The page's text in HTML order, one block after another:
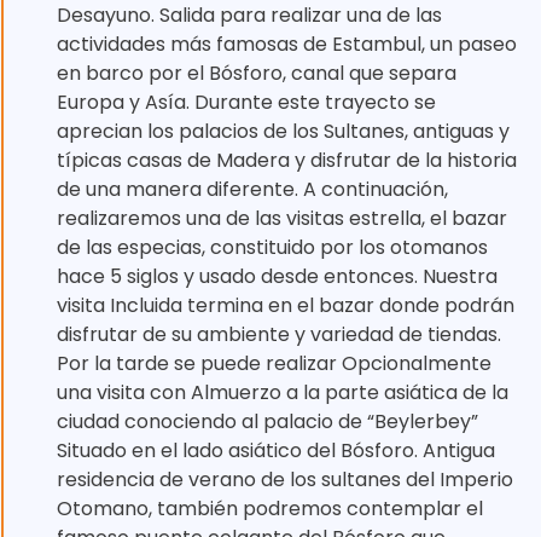
Desayuno. Salida para realizar una de las
actividades más famosas de Estambul, un paseo
en barco por el Bósforo, canal que separa
Europa y Asía. Durante este trayecto se
aprecian los palacios de los Sultanes, antiguas y
típicas casas de Madera y disfrutar de la historia
de una manera diferente. A continuación,
realizaremos una de las visitas estrella, el bazar
de las especias, constituido por los otomanos
hace 5 siglos y usado desde entonces. Nuestra
visita Incluida termina en el bazar donde podrán
disfrutar de su ambiente y variedad de tiendas.
Por la tarde se puede realizar Opcionalmente
una visita con Almuerzo a la parte asiática de la
ciudad conociendo al palacio de “Beylerbey”
Situado en el lado asiático del Bósforo. Antigua
residencia de verano de los sultanes del Imperio
Otomano, también podremos contemplar el